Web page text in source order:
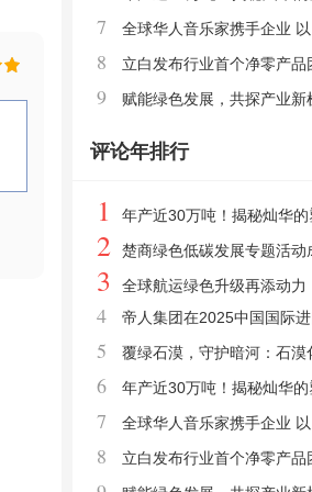
智能化之路
7
全球华人音乐家携手企业
树」打造碳权新未来
8
立白发布行业首个净零产品
绿色高质量发展
9
赋能绿色发展，共探产业
评论年排行
1
年产近30万吨！揭秘灿华的
智能化之路
2 楚商绿色低碳发展专题活动
3
全球航运绿色升级再添动力
舶脱硫系统制造商PureteQ携手
打造性能成本兼具的废气净化
4
帝人集团在2025中国国际
上举办技术演讲会
5
覆绿石漠，守护暗河：石漠
地下河保护协同的典范
6
年产近30万吨！揭秘灿华的
智能化之路
7
全球华人音乐家携手企业
树」打造碳权新未来
8
立白发布行业首个净零产品